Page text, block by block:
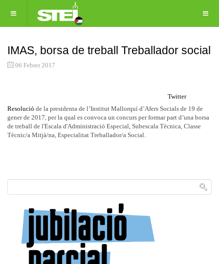
IMAS, borsa de treball Treballador social
06 Febrer 2017
Twitter
Resolució de la presidenta de l’Institut Mallorquí d’Afers Socials de 19 de
gener de 2017, per la qual es convoca un concurs per formar part d’una borsa
de treball de l'Escala d'Administració Especial, Subescala Tècnica, Classe
Tècnic/a Mitjà/na, Especialitat Treballador/a Social.